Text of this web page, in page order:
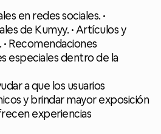
en redes sociales. •
de Kumyy. • Artículos y
Recomendaciones
especiales dentro de la
a que los usuarios
y brindar mayor exposición
experiencias